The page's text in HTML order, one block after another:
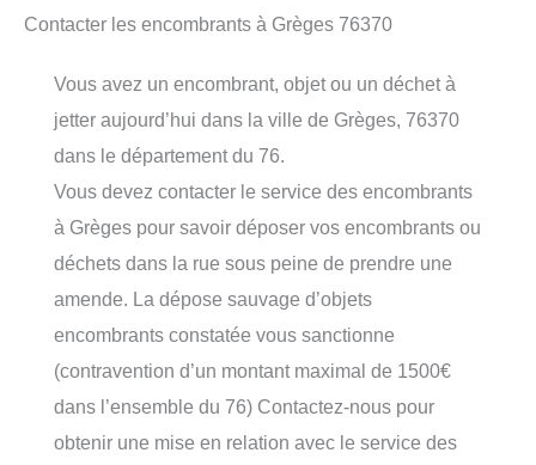
Contacter les encombrants à Grèges 76370
Vous avez un encombrant, objet ou un déchet à
jetter aujourd’hui dans la ville de Grèges, 76370
dans le département du 76.
Vous devez contacter le service des encombrants
à Grèges pour savoir déposer vos encombrants ou
déchets dans la rue sous peine de prendre une
amende. La dépose sauvage d’objets
encombrants constatée vous sanctionne
(contravention d’un montant maximal de 1500€
dans l’ensemble du 76) Contactez-nous pour
obtenir une mise en relation avec le service des